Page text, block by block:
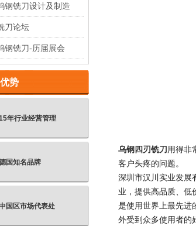
乌钢四刃铣刀用得非
客户头疼的问题。
深圳市汉川实业发展
业，提供高品质、低
是使用世界上最先进
外受到众多使用者的
钢铣刀设计及制造
刀论坛
钢铣刀-历届展会
势
年行业经营管理
国知名品牌
国区市场代表处